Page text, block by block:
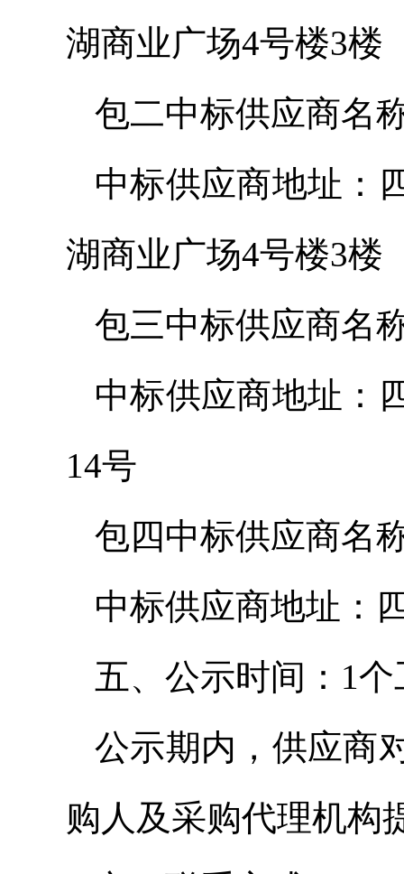
湖商业广场4号楼3楼
包二中标供应商名
中标供应商地址：
湖商业广场4号楼3楼
包三中标供应商名
中标供应商地址：
14号
包四中标供应商名
中标供应商地址：
五、公示时间：1
公示期内，供应商
购人及采购代理机构